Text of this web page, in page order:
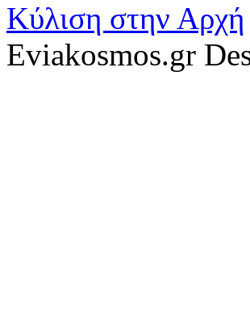
Κύλιση στην Αρχή
Eviakosmos.gr